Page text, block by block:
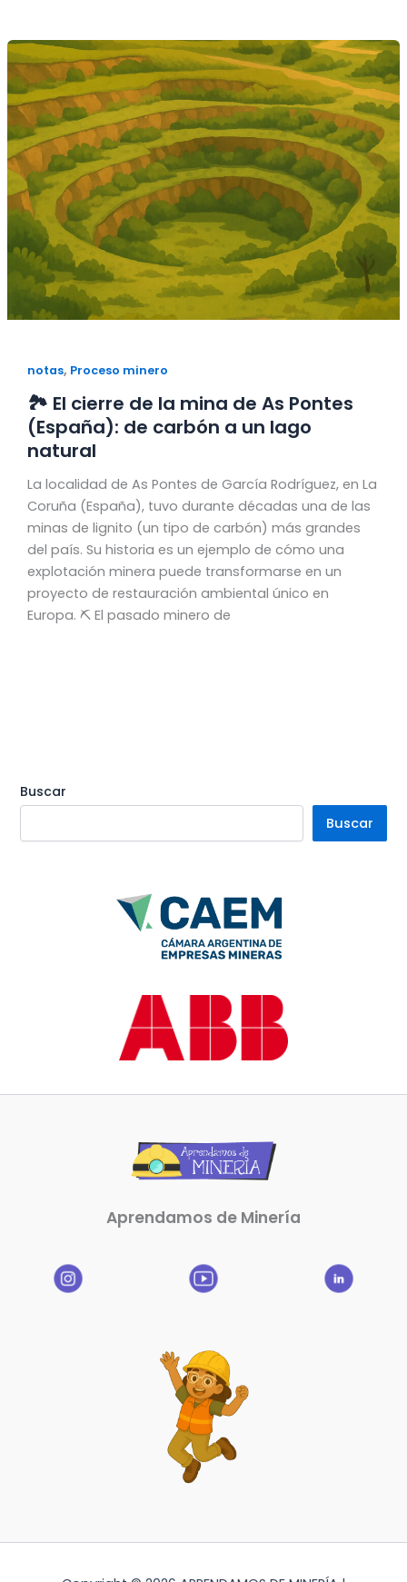
notas, Proceso minero
🏞️ El cierre de la mina de As Pontes
(España): de carbón a un lago
natural
La localidad de As Pontes de García Rodríguez, en La
Coruña (España), tuvo durante décadas una de las
minas de lignito (un tipo de carbón) más grandes
del país. Su historia es un ejemplo de cómo una
explotación minera puede transformarse en un
proyecto de restauración ambiental único en
Europa. ⛏️ El pasado minero de
Buscar
Buscar
Aprendamos de Minería